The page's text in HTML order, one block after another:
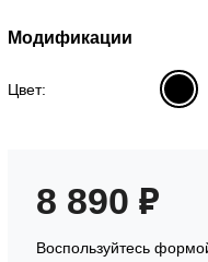
Модификации
Цвет:
8 890 ₽
Воспользуйтесь